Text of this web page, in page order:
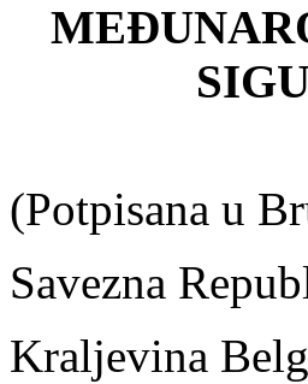
(Potpisana u
Savezna
Kraljevina